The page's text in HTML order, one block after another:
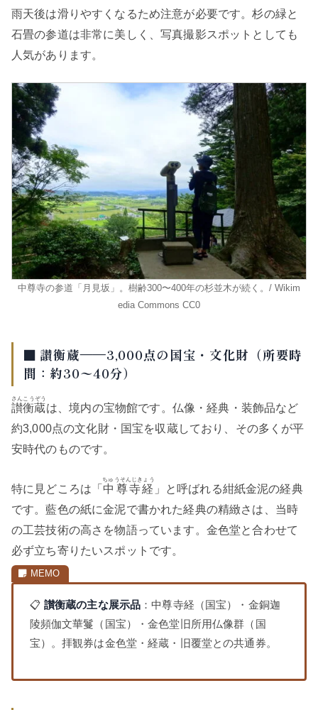
雨天後は滑りやすくなるため注意が必要です。杉の緑と
石畳の参道は非常に美しく、写真撮影スポットとしても
人気があります。
中尊寺の参道「月見坂」。樹齢300〜400年の杉並木が続く。/ Wikim
edia Commons CC0
■ 讃衡蔵——3,000点の国宝・文化財（所要時
間：約30〜40分）
讃衡蔵
さんこうぞう
は、境内の宝物館です。仏像・経典・装飾品など
約3,000点の文化財・国宝を収蔵しており、その多くが平
安時代のものです。
特に見どころは「 中尊寺経
ちゅうそんじきょう
」と呼ばれる紺紙金泥の経典
です。藍色の紙に金泥で書かれた経典の精緻さは、当時
の工芸技術の高さを物語っています。金色堂と合わせて
必ず立ち寄りたいスポットです。
📋 讃衡蔵の主な展示品 ：中尊寺経（国宝）・金銅迦
陵頻伽文華鬘（国宝）・金色堂旧所用仏像群（国
宝）。拝観券は金色堂・経蔵・旧覆堂との共通券。